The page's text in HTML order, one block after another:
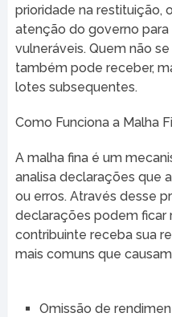
prioridade na restituição,
atenção do governo
vulneráveis. Quem não
também pode receber,
lotes subsequentes.
Como Funciona a Malha
A malha fina é um
analisa declarações que
ou erros. Através desse
declarações podem ficar
contribuinte receba sua
mais comuns que
Omissão de